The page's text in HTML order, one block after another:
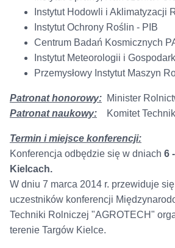
Instytut Hodowli i Aklimatyzacji
Instytut Ochrony Roślin - PIB
Centrum Badań Kosmicznych
Instytut Meteorologii i
Przemysłowy Instytut Maszyn
Patronat honorowy: Minister
Patronat naukowy:
Komitet
Termin i miejsce konferencji:
Konferencja odbędzie się w dniach 6
Kielcach.
W dniu 7 marca 2014 r. przewiduje
uczestników konferencji
Techniki Rolniczej "AGROTECH"
terenie Targów Kielce.